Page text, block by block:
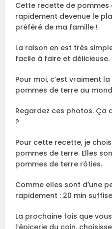
Cette recette de pommes
rapidement devenue le
préféré de ma famille !
La raison en est très
facile à faire et délicieuse.
Pour moi, c’est vraiment
pommes de terre au
Regardez ces photos. Ça
?
Pour cette recette, je
pommes de terre. Elles
pommes de terre rôties.
Comme elles sont d’une
rapidement : 20 min
La prochaine fois que